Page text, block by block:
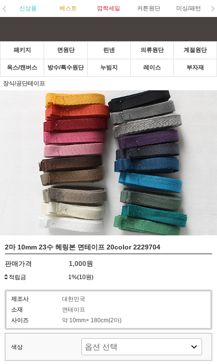
신상품 베스트 깜짝세일 커튼원단 미싱/패턴
패키지 면원단 린넨 의류원단 계절원단
옥스/캔버스 방수/특수원단 누빔지 레이스 부자재
장식/공단테이프
2마 10mm 23수 헤링본 면테이프 20color 2229704
판매가격 1,000원
적립금 1%(10원)
제조사
대한민국
소재
면테이프
사이즈
약 10mm× 180cm(2마)
색상